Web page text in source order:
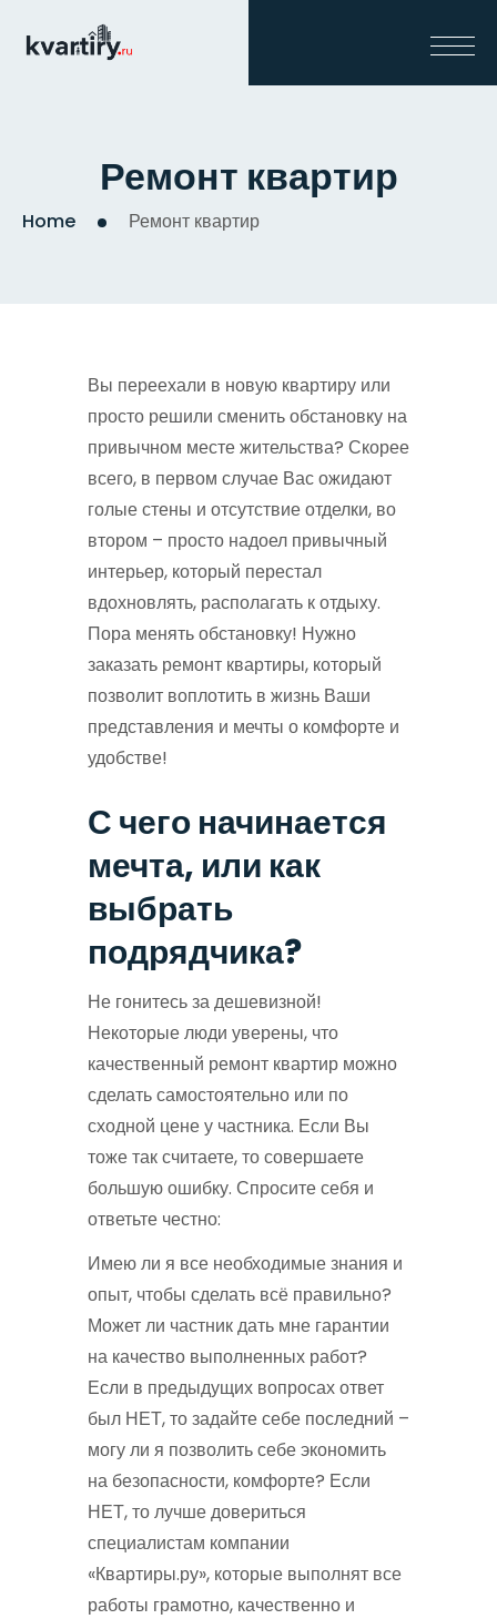
Ремонт квартир
Home Ремонт квартир
Вы переехали в новую квартиру или
просто решили сменить обстановку на
привычном месте жительства? Скорее
всего, в первом случае Вас ожидают
голые стены и отсутствие отделки, во
втором – просто надоел привычный
интерьер, который перестал
вдохновлять, располагать к отдыху.
Пора менять обстановку! Нужно
заказать ремонт квартиры, который
позволит воплотить в жизнь Ваши
представления и мечты о комфорте и
удобстве!
С чего начинается
мечта, или как
выбрать
подрядчика?
Не гонитесь за дешевизной!
Некоторые люди уверены, что
качественный ремонт квартир можно
сделать самостоятельно или по
сходной цене у частника. Если Вы
тоже так считаете, то совершаете
большую ошибку. Спросите себя и
ответьте честно:
Имею ли я все необходимые знания и
опыт, чтобы сделать всё правильно?
Может ли частник дать мне гарантии
на качество выполненных работ?
Если в предыдущих вопросах ответ
был НЕТ, то задайте себе последний –
могу ли я позволить себе экономить
на безопасности, комфорте? Если
НЕТ, то лучше довериться
специалистам компании
«Квартиры.ру», которые выполнят все
работы грамотно, качественно и